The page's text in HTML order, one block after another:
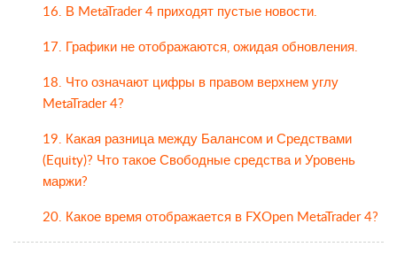
16. В MetaTrader 4 приходят пустые новости.
17. Графики не отображаются, ожидая обновления.
18. Что означают цифры в правом верхнем углу
MetaTrader 4?
19. Какая разница между Балансом и Средствами
(Equity)? Что такое Свободные средства и Уровень
маржи?
20. Какое время отображается в FXOpen MetaTrader 4?